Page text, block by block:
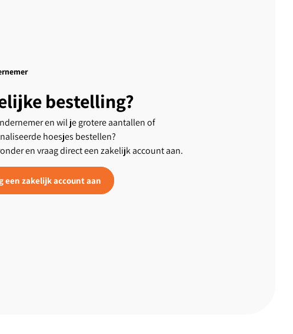
bestelling?
en wil je grotere aantallen of
hoesjes bestellen?
en vraag direct een zakelijk account aan.
een zakelijk account aan